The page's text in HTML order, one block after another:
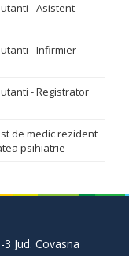
- Asistent
- Infirmier
- Registrator
de medic rezident
psihiatrie
Jud. Covasna